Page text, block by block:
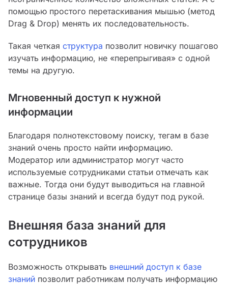
помощью простого перетаскивания мышью (метод
Drag & Drop) менять их последовательность.
Такая четкая структура позволит новичку пошагово
изучать информацию, не «перепрыгивая» с одной
темы на другую.
Мгновенный доступ к нужной
информации
Благодаря полнотекстовому поиску, тегам в базе
знаний очень просто найти информацию.
Модератор или администратор могут часто
используемые сотрудниками статьи отмечать как
важные. Тогда они будут выводиться на главной
странице базы знаний и всегда будут под рукой.
Внешняя база знаний для
сотрудников
Возможность открывать внешний доступ к базе
знаний позволит работникам получать информацию